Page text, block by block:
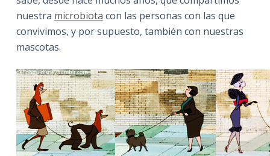
nuestra microbiota con las personas con las que
convivimos, y por supuesto, también con nuestras
mascotas.